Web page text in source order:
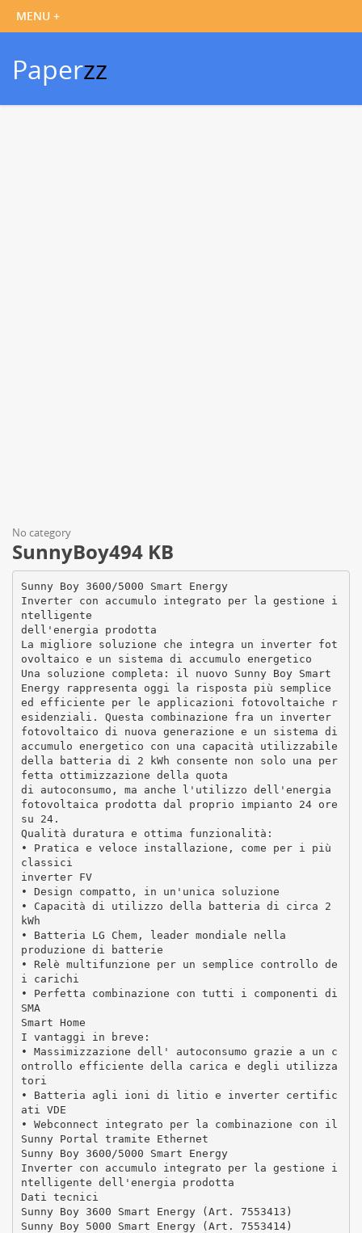
Paperzz
No category
SunnyBoy494 KB
Sunny Boy 3600/5000 Smart Energy
Inverter con accumulo integrato per la gestione i
ntelligente
dell'energia prodotta
La migliore soluzione che integra un inverter fot
ovoltaico e un sistema di accumulo energetico
Una soluzione completa: il nuovo Sunny Boy Smart
Energy rappresenta oggi la risposta più semplice
ed efficiente per le applicazioni fotovoltaiche r
esidenziali. Questa combinazione fra un inverter
fotovoltaico di nuova generazione e un sistema di
accumulo energetico con una capacità utilizzabile
della batteria di 2 kWh consente non solo una per
fetta ottimizzazione della quota
di autoconsumo, ma anche l'utilizzo dell'energia
fotovoltaica prodotta dal proprio impianto 24 ore
su 24.
Qualità duratura e ottima funzionalità:
• Pratica e veloce installazione, come per i più
classici
inverter FV
• Design compatto, in un'unica soluzione
• Capacità di utilizzo della batteria di circa 2
kWh
• Batteria LG Chem, leader mondiale nella
produzione di batterie
• Relè multifunzione per un semplice controllo de
i carichi
• Perfetta combinazione con tutti i componenti di
SMA
Smart Home
I vantaggi in breve:
• Massimizzazione dell' autoconsumo grazie a un c
ontrollo efficiente della carica e degli utilizza
tori
• Batteria agli ioni di litio e inverter certific
ati VDE
• Webconnect integrato per la combinazione con il
Sunny Portal tramite Ethernet
Sunny Boy 3600/5000 Smart Energy
Inverter con accumulo integrato per la gestione i
ntelligente dell'energia prodotta
Dati tecnici
Sunny Boy 3600 Smart Energy (Art. 7553413)
Sunny Boy 5000 Smart Energy (Art. 7553414)